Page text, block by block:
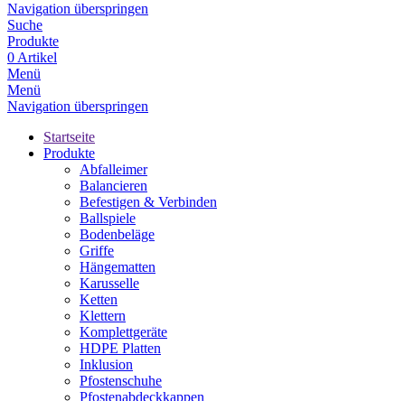
Navigation überspringen
Suche
Produkte
0 Artikel
Menü
Menü
Navigation überspringen
Startseite
Produkte
Abfalleimer
Balancieren
Befestigen & Verbinden
Ballspiele
Bodenbeläge
Griffe
Hängematten
Karusselle
Ketten
Klettern
Komplettgeräte
HDPE Platten
Inklusion
Pfostenschuhe
Pfostenabdeckkappen